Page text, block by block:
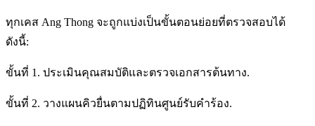
ทุกเคส Ang Thong จะถูกแบ่งเป็นขั้นตอนย่อยที่ตรวจสอบได้
ดังนี้:
ขั้นที่ 1. ประเมินคุณสมบัติและตรวจเอกสารต้นทาง.
ขั้นที่ 2. วางแผนคิวยื่นตามปฏิทินศูนย์รับคำร้อง.